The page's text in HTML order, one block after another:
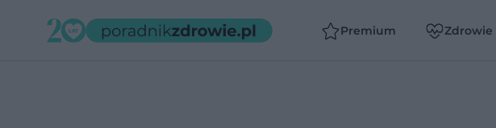
Premium Zdrowie